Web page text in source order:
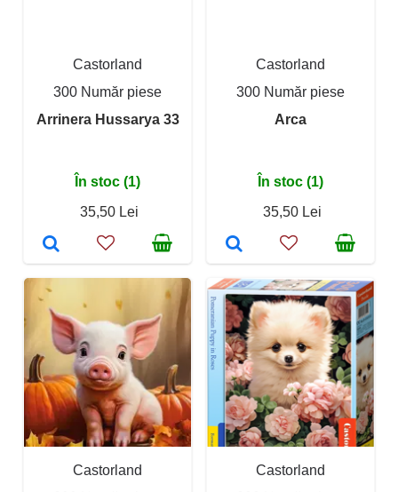
Castorland
300 Număr piese
Arrinera Hussarya 33
În stoc (1)
35,50 Lei
Castorland
300 Număr piese
Arca
În stoc (1)
35,50 Lei
Castorland
Castorland